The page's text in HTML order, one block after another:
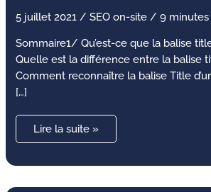
5 juillet 2021 /SEO on-site /9
Sommaire1/ Qu’est-ce que la balise
Quelle est la différence entre la balise
Comment reconnaître la balise Title
[…]
Lire la suite »